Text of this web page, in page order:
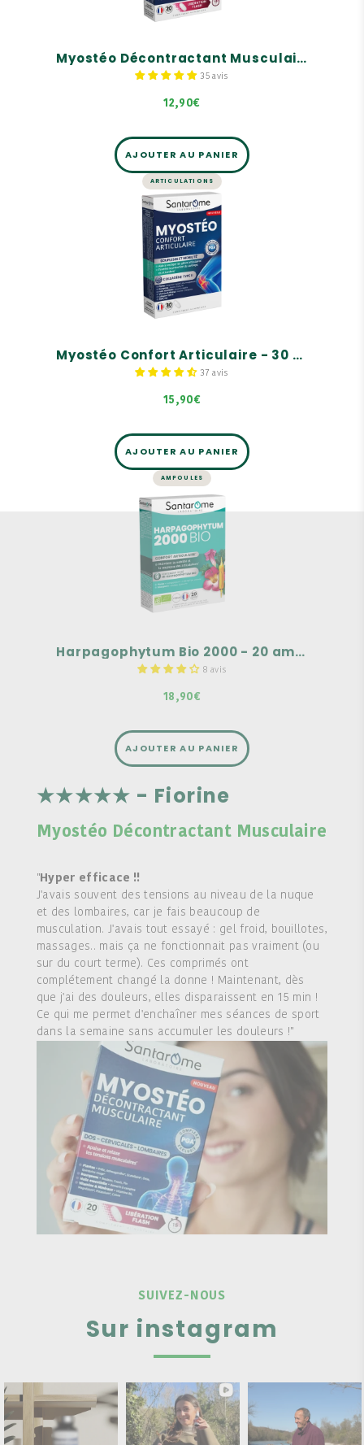
Myostéo Décontractant Musculaire - 20 comprimés
35 avis
12,90€
Relaxe les tensions musculaires
AJOUTER AU PANIER
ARTICULATIONS
Myostéo Confort Articulaire - 30 comprimés
37 avis
15,90€
ARTICULATIONS
Myostéo Confort Articulaire -
30 comprimés
Souplesse et mobilité :
Aide à soulager les gênes articulaires
Favorise la protection du cartilage, os et
AJOUTER AU PANIER
AMPOULES
Harpagophytum Bio 2000 - 20 ampoules
8 avis
18,90€
ARTICULATIONS
Harpagophytum Bio 2000 - 20
ampoules
Fortement dosé en Harpagophytum Bio : 2000
mg en équivalent plante sèche par ampoule.
L'Harpagophytum Bio aide au confort
AJOUTER AU PANIER
★★★★★ - Fiorine
Myostéo Décontractant Musculaire
" Hyper efficace !!
J'avais souvent des tensions au niveau de la nuque
et des lombaires, car je fais beaucoup de
musculation. J'avais tout essayé : gel froid, bouillotes,
massages.. mais ça ne fonctionnait pas vraiment (ou
sur du court terme). Ces comprimés ont
complétement changé la donne ! Maintenant, dès
que j'ai des douleurs, elles disparaissent en 15 min !
Ce qui me permet d'enchaîner mes séances de sport
dans la semaine sans accumuler les douleurs !"
SUIVEZ-NOUS
Sur instagram